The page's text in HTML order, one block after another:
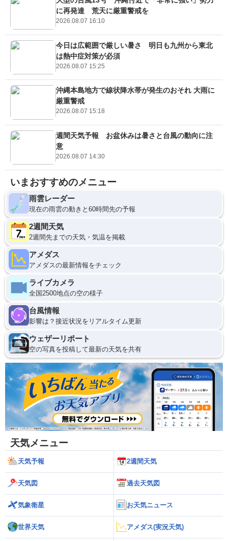
に再発達 荒天に厳重警戒を
2026.08.07 16:10
今日は広範囲で厳しい暑さ 明日も九州から東北
は熱中症対策が必須
2026.08.07 15:25
沖縄本島地方で線状降水帯が発生のおそれ 大雨に
厳重警戒
2026.08.07 15:18
週間天気予報 お盆休みは暑さと台風の動向に注
意
2026.08.07 14:30
いまおすすめのメニュー
雨雲レーダー
現在の雨雲の動きと60時間先の予報
2週間天気
2週間先までの天気・気温を掲載
アメダス
アメダスの最新情報をチェック
ライブカメラ
全国2500地点の空の様子
台風情報
影響は？接近状況をリアルタイム更新
ウェザーリポート
空の写真を投稿して最新の天気を共有
天気メニュー
天気予報 2週間天気
天気図 過去天気図
気象衛星 お天気ニュース
世界天気 アメダス(実況天気)